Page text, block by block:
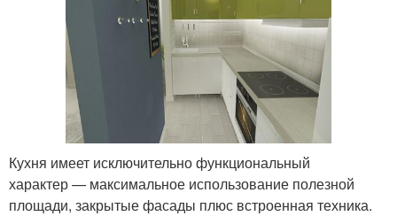
Кухня имеет исключительно функциональный
характер — максимальное использование полезной
площади, закрытые фасады плюс встроенная техника.